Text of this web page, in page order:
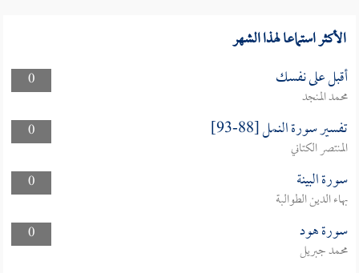
الأكثر استماعا لهذا الشهر
0 أقبل على نفسك
محمد المنجد
0
تفسير سورة النمل [88-93]
المنتصر الكتاني
0
سورة البينة
بهاء الدين الطوالبة
0
سورة هود
محمد جبريل